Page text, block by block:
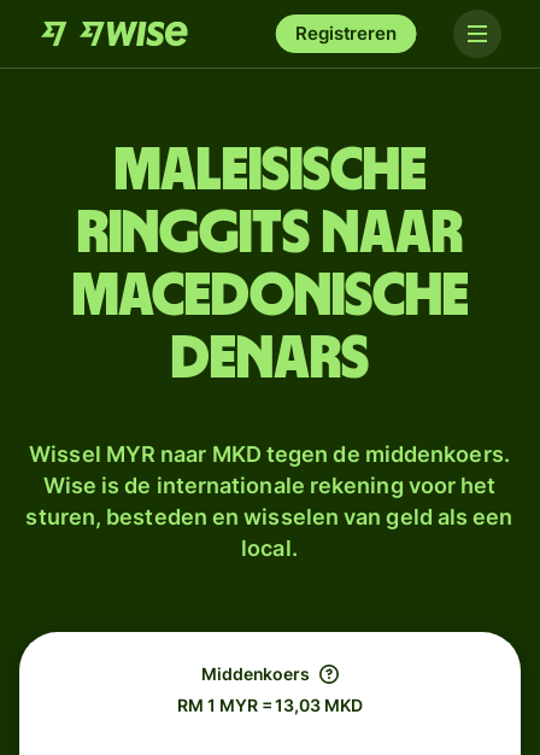
Registreren
Maleisische
ringgits naar
Macedonische
denars
Wissel MYR naar MKD tegen de middenkoers.
Wise is de internationale rekening voor het
sturen, besteden en wisselen van geld als een
local.
Middenkoers
RM 1 MYR = 13,03 MKD